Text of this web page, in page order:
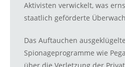
Aktivisten verwickelt, was
staatlich geförderte
Das Auftauchen
Spionageprogramme wie